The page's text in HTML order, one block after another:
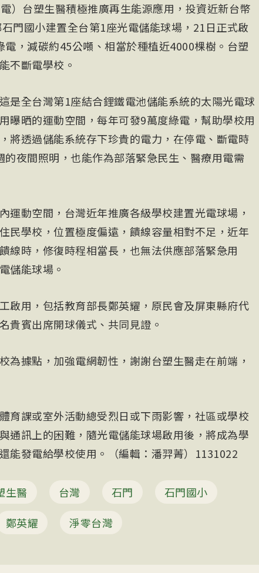
）台塑生醫積極推廣再生能源應用，投資近新台幣
門國小建置全台第1座光電儲能球場，21日正式啟
，減碳約45公噸、相當於種植近4000棵樹。台塑
不斷電學校。
是全台灣第1座結合鋰鐵電池儲能系統的太陽光電球
曝晒的運動空間，每年可發9萬度綠電，幫助學校用
將透過儲能系統存下珍貴的電力，在停電、斷電時
夜間照明，也能作為部落緊急民生、醫療用電需
運動空間，台灣近年推廣各級學校建置光電球場，
民學校，位置極度偏遠，饋線容量相對不足，近年
線時，修復時程相當長，也無法供應部落緊急用
儲能球場。
啟用，包括教育部長鄭英耀，原民會及屏東縣府代
貴賓出席開球儀式、共同見證。
為據點，加強電網韌性，謝謝台塑生醫走在前端，
育課或室外活動總受烈日或下雨影響，社區或學校
通訊上的困難，隨光電儲能球場啟用後，將成為學
能發電給學校使用。（編輯：潘羿菁）1131022
生醫 台灣 石門
石門國小
鄭英耀 淨零台灣